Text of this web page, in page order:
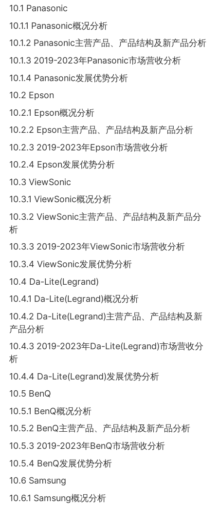
10.1 Panasonic
10.1.1 Panasonic概况分析
10.1.2 Panasonic主营产品、产品结构及新产品分析
10.1.3 2019-2023年Panasonic市场营收分析
10.1.4 Panasonic发展优势分析
10.2 Epson
10.2.1 Epson概况分析
10.2.2 Epson主营产品、产品结构及新产品分析
10.2.3 2019-2023年Epson市场营收分析
10.2.4 Epson发展优势分析
10.3 ViewSonic
10.3.1 ViewSonic概况分析
10.3.2 ViewSonic主营产品、产品结构及新产品分
析
10.3.3 2019-2023年ViewSonic市场营收分析
10.3.4 ViewSonic发展优势分析
10.4 Da-Lite(Legrand)
10.4.1 Da-Lite(Legrand)概况分析
10.4.2 Da-Lite(Legrand)主营产品、产品结构及新
产品分析
10.4.3 2019-2023年Da-Lite(Legrand)市场营收分
析
10.4.4 Da-Lite(Legrand)发展优势分析
10.5 BenQ
10.5.1 BenQ概况分析
10.5.2 BenQ主营产品、产品结构及新产品分析
10.5.3 2019-2023年BenQ市场营收分析
10.5.4 BenQ发展优势分析
10.6 Samsung
10.6.1 Samsung概况分析